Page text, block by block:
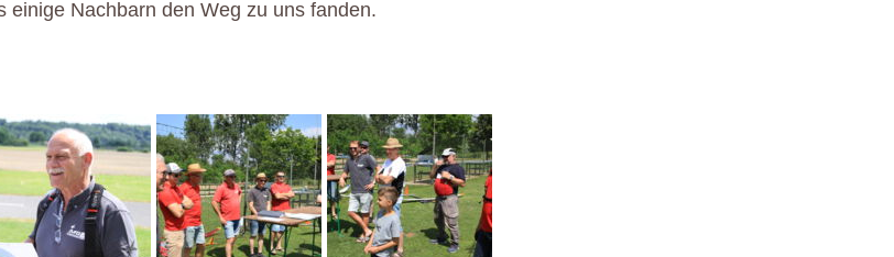
einige Nachbarn den Weg zu uns fanden.